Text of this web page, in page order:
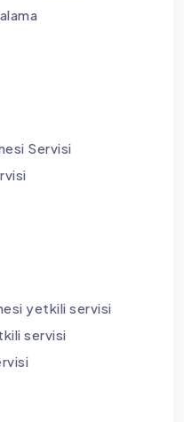
Servisi
yetkili servisi
servisi